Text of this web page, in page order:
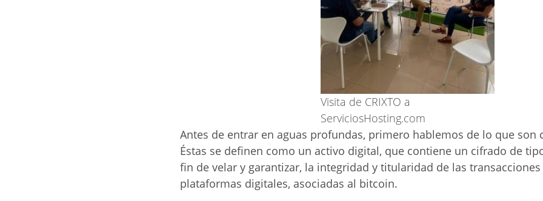
Visita de CRIXTO a
ServiciosHosting.com
Antes de entrar en aguas profundas, primero hablemos de lo que son
Éstas se definen como un activo digital, que contiene un cifrado de
fin de velar y garantizar, la integridad y titularidad de las transacciones
plataformas digitales, asociadas al bitcoin.